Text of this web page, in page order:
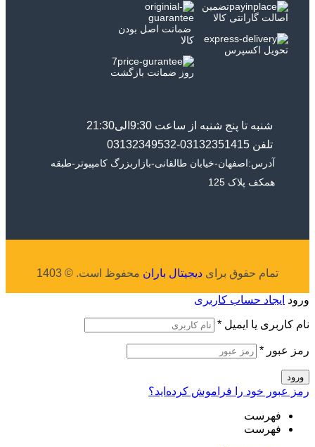
تضمین
اصالت گارانتی کالا
تحویل اکسپرس
ضمانت اصل بودن
کالا
7
روز ضمانت بازگشت
شنبه تا پنج شنبه از ساعت 9:30الی21:30
تلفن 03132351415-03132349532
آدرس:اصفهان-خیابان طالقانی-بازاربزرگ کامپیوتر-طبقه
همکف پلاک 125
تمام حقوق برای دیجیتال باران محفوظ است. © 1403
ورود ایجاد حساب کاربری
نام کاربری یا ایمیل *
رمز عبور *
ورود
رمز عبور خود را فراموش کرده‌اید؟
فهرست
فهرست